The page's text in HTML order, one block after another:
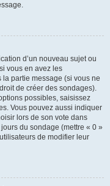
d’un nouveau sujet ou
vous en avez les
la partie message (si vous ne
de créer des sondages).
possibles, saisissez
Vous pouvez aussi indiquer
lors de son vote dans
du sondage (mettre « 0 »
de modifier leur